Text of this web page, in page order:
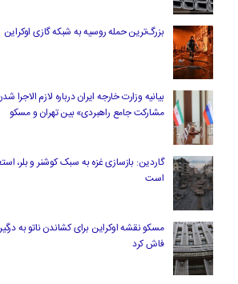
بزرگ‌ترین حمله روسیه به شبکه گازی اوکراین
بیانیه وزارت خارجه ایران درباره لازم‌ الاجرا
مشارکت جامع راهبردی» بین تهران و مسکو
گاردین: بازسازی غزه به سبک کوشنر و بلر،
است
مسکو نقشه اوکراین برای کشاندن ناتو به
فاش کرد